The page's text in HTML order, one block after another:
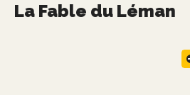
La Fable du Léman